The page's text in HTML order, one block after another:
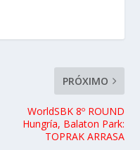
PRÓXIMO
WorldSBK 8º ROUND
Hungría, Balaton Park:
TOPRAK ARRASA